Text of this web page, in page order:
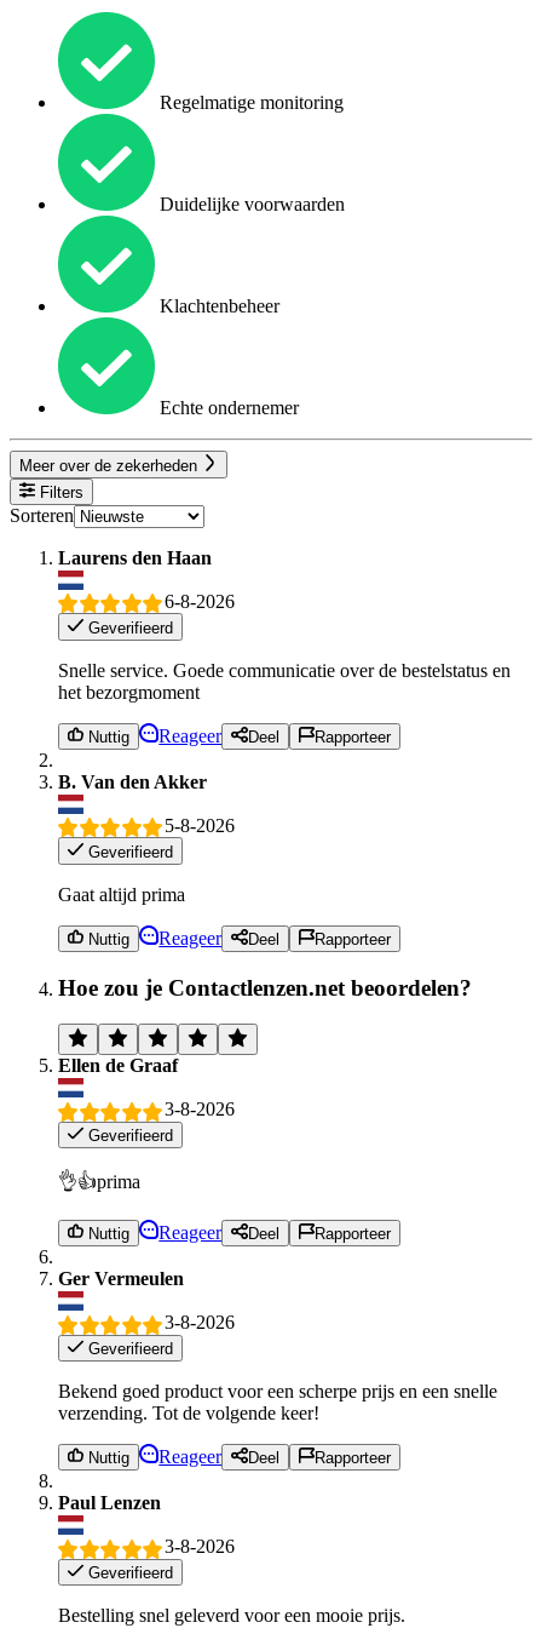
Regelmatige monitoring
Duidelijke voorwaarden
Klachtenbeheer
Echte ondernemer
Meer over de zekerheden
Filters
Sorteren
Laurens den Haan
6-8-2026
Geverifieerd
Snelle service. Goede communicatie over de bestelstatus en
het bezorgmoment
Nuttig Reageer Deel Rapporteer
B. Van den Akker
5-8-2026
Geverifieerd
Gaat altijd prima
Nuttig Reageer Deel Rapporteer
Hoe zou je Contactlenzen.net beoordelen?
Ellen de Graaf
3-8-2026
Geverifieerd
👌👍prima
Nuttig Reageer Deel Rapporteer
Ger Vermeulen
3-8-2026
Geverifieerd
Bekend goed product voor een scherpe prijs en een snelle
verzending. Tot de volgende keer!
Nuttig Reageer Deel Rapporteer
Paul Lenzen
3-8-2026
Geverifieerd
Bestelling snel geleverd voor een mooie prijs.